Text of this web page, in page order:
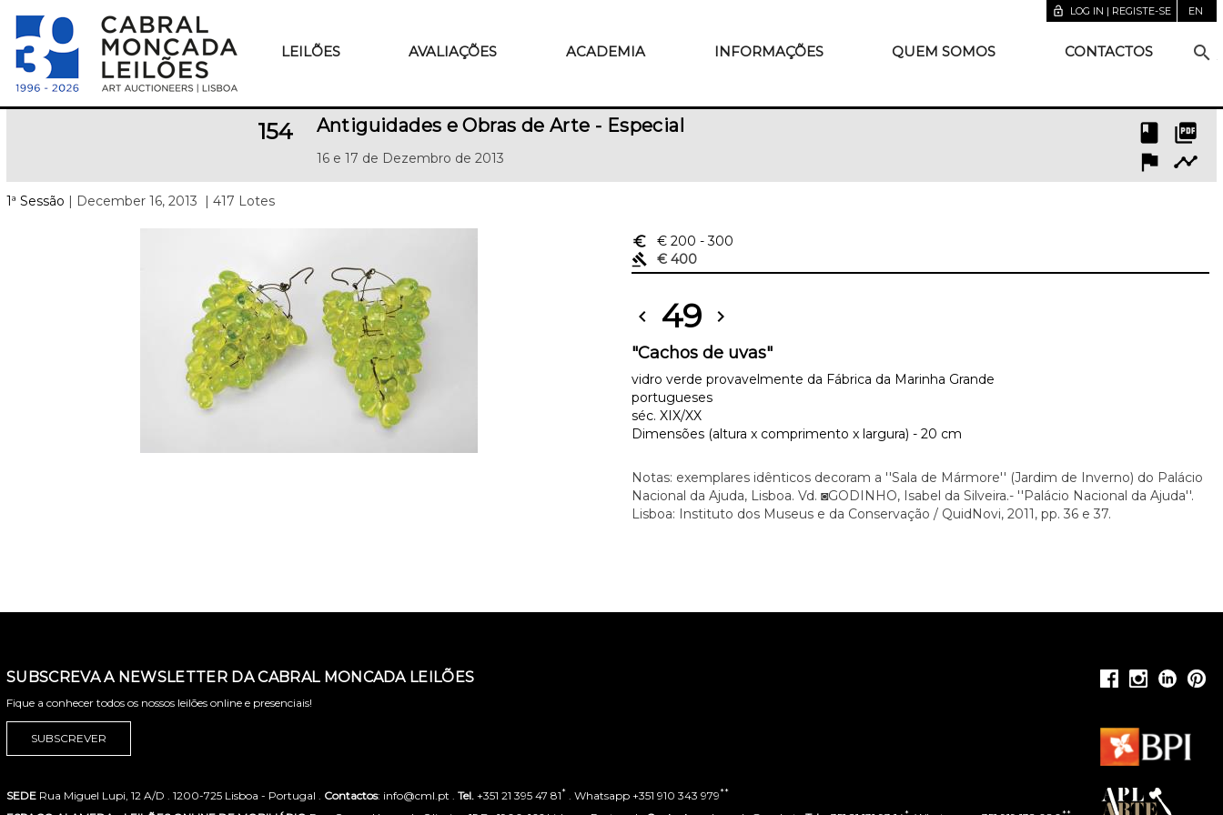
lock_open LOG IN | REGISTE-SE EN
LEILÕES AVALIAÇÕES ACADEMIA INFORMAÇÕES QUEM SOMOS CONTACTOS search
154 Antiguidades e Obras de Arte - Especial
16 e 17 de Dezembro de 2013
picture_as_pdf
book
timeline
flag
1ª Sessão | December 16, 2013 | 417 Lotes
euro_symbol € 200 - 300
gavel
€ 400
chevron_left 49 chevron_right
"Cachos de uvas"
vidro verde provavelmente da Fábrica da Marinha Grande
portugueses
séc. XIX/XX
Dimensões (altura x comprimento x largura) - 20 cm
Notas: exemplares idênticos decoram a ''Sala de Mármore'' (Jardim de Inverno) do Palácio
Nacional da Ajuda, Lisboa. Vd. ◙GODINHO, Isabel da Silveira.- ''Palácio Nacional da Ajuda''.
Lisboa: Instituto dos Museus e da Conservação / QuidNovi, 2011, pp. 36 e 37.
SUBSCREVA A NEWSLETTER DA CABRAL MONCADA LEILÕES
Fique a conhecer todos os nossos leilões online e presenciais!
SUBSCREVER
SEDE Rua Miguel Lupi, 12 A/D . 1200-725 Lisboa - Portugal . Contactos: info@cml.pt . Tel. +351 21 395 47 81* . Whatsapp +351 910 343 979**